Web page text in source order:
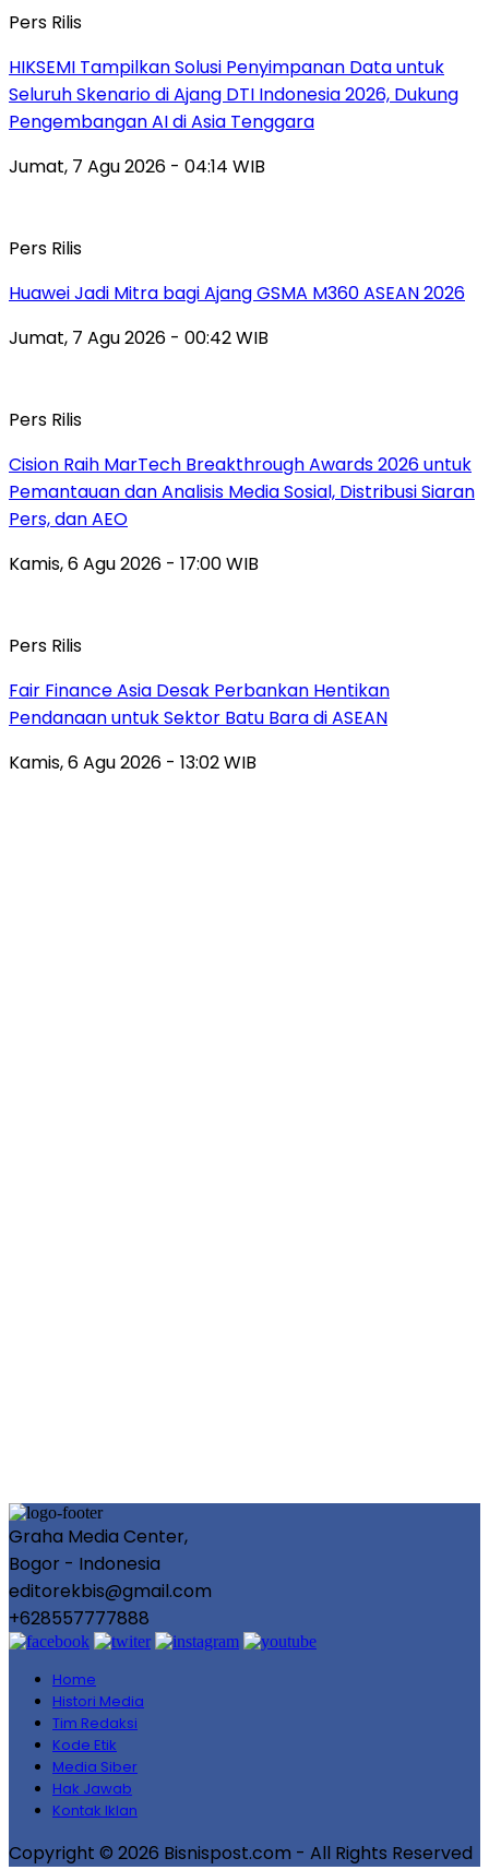
Pers Rilis
HIKSEMI Tampilkan Solusi Penyimpanan Data untuk
Seluruh Skenario di Ajang DTI Indonesia 2026, Dukung
Pengembangan AI di Asia Tenggara
Jumat, 7 Agu 2026 - 04:14 WIB
Pers Rilis
Huawei Jadi Mitra bagi Ajang GSMA M360 ASEAN 2026
Jumat, 7 Agu 2026 - 00:42 WIB
Pers Rilis
Cision Raih MarTech Breakthrough Awards 2026 untuk
Pemantauan dan Analisis Media Sosial, Distribusi Siaran
Pers, dan AEO
Kamis, 6 Agu 2026 - 17:00 WIB
Pers Rilis
Fair Finance Asia Desak Perbankan Hentikan
Pendanaan untuk Sektor Batu Bara di ASEAN
Kamis, 6 Agu 2026 - 13:02 WIB
Graha Media Center,
Bogor - Indonesia
editorekbis@gmail.com
+628557777888
Home
Histori Media
Tim Redaksi
Kode Etik
Media Siber
Hak Jawab
Kontak Iklan
Copyright © 2026 Bisnispost.com - All Rights Reserved